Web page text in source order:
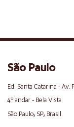
São Paulo
Ed. Santa Catarina - Av.
4º andar - Bela Vista
São Paulo, SP, Brasil